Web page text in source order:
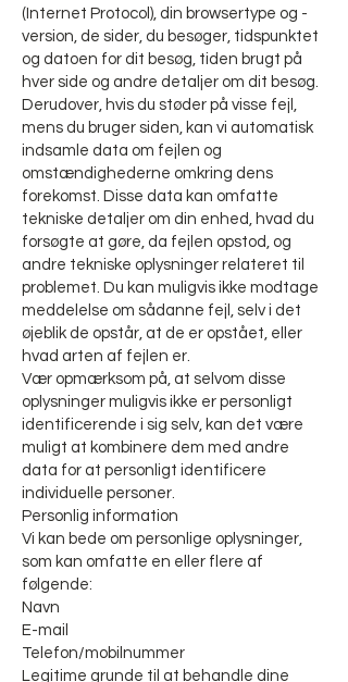
(Internet Protocol), din browsertype og -
version, de sider, du besøger, tidspunktet
og datoen for dit besøg, tiden brugt på
hver side og andre detaljer om dit besøg.
Derudover, hvis du støder på visse fejl,
mens du bruger siden, kan vi automatisk
indsamle data om fejlen og
omstændighederne omkring dens
forekomst. Disse data kan omfatte
tekniske detaljer om din enhed, hvad du
forsøgte at gøre, da fejlen opstod, og
andre tekniske oplysninger relateret til
problemet. Du kan muligvis ikke modtage
meddelelse om sådanne fejl, selv i det
øjeblik de opstår, at de er opstået, eller
hvad arten af fejlen er.
Vær opmærksom på, at selvom disse
oplysninger muligvis ikke er personligt
identificerende i sig selv, kan det være
muligt at kombinere dem med andre
data for at personligt identificere
individuelle personer.
Personlig information
Vi kan bede om personlige oplysninger,
som kan omfatte en eller flere af
følgende:
Navn
E-mail
Telefon/mobilnummer
Legitime grunde til at behandle dine